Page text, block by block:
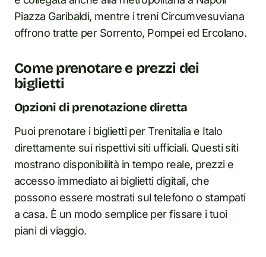
Piazza Garibaldi, mentre i treni Circumvesuviana
offrono tratte per Sorrento, Pompei ed Ercolano.
Come prenotare e prezzi dei
biglietti
Opzioni di prenotazione diretta
Puoi prenotare i biglietti per Trenitalia e Italo
direttamente sui rispettivi siti ufficiali. Questi siti
mostrano disponibilità in tempo reale, prezzi e
accesso immediato ai biglietti digitali, che
possono essere mostrati sul telefono o stampati
a casa. È un modo semplice per fissare i tuoi
piani di viaggio.